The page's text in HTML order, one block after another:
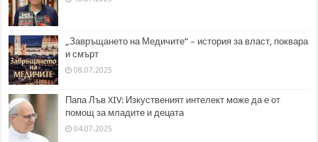
„Завръщането на Медичите“ – история за власт, поквара
и смърт
08.07.2025
Папа Лъв XIV: Изкуственият интелект може да е от
помощ за младите и децата
04.07.2025